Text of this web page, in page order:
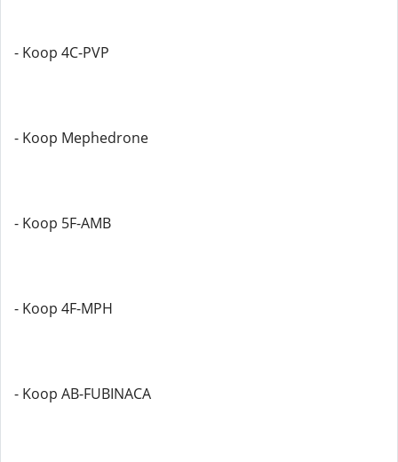
- Koop 4C-PVP
- Koop Mephedrone
- Koop 5F-AMB
- Koop 4F-MPH
- Koop AB-FUBINACA